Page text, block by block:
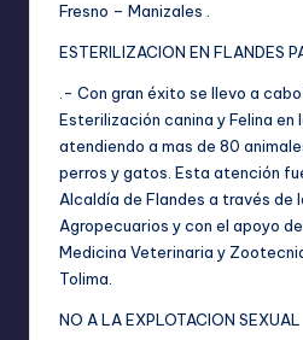
Fresno – Manizales .
ESTERILIZACION EN FLANDES
.- Con gran éxito se llevo a
Esterilización canina y Felina en
atendiendo a mas de 80
perros y gatos. Esta atención
Alcaldía de Flandes a través de
Agropecuarios y con el apoyo
Medicina Veterinaria y
Tolima.
NO A LA EXPLOTACION SEXUAL